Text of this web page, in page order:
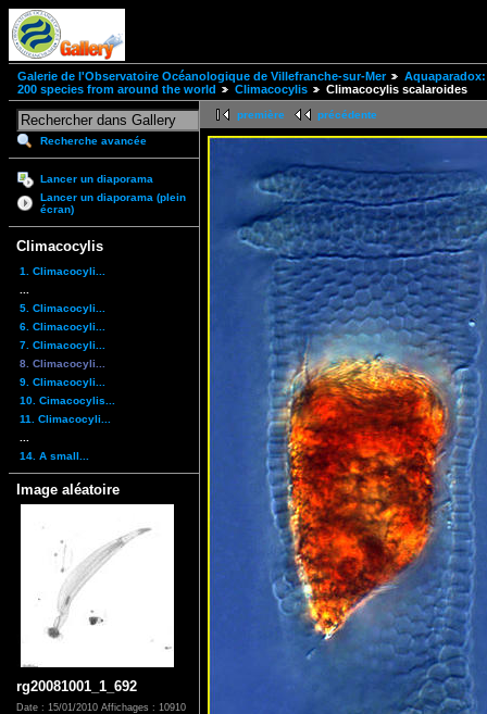
Galerie de l'Observatoire Océanologique de Villefranche-sur-Mer
200 species from around the world
Climacocylis Climacocylis scalaroides
Recherche avancée
Lancer un diaporama
Lancer un diaporama (plein
écran)
Climacocylis
1. Climacocyli...
5. Climacocyli...
6. Climacocyli...
7. Climacocyli...
8. Climacocyli...
9. Climacocyli...
10. Cimacocylis...
11. Climacocyli...
14. A small...
Image aléatoire
rg20081001_1_692
Date : 15/01/2010 Affichages : 10910
première précédente